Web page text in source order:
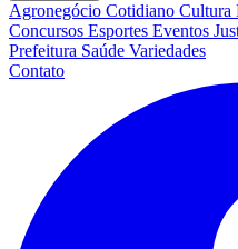
Agronegócio Cotidiano Cultura
Concursos Esportes Eventos
Prefeitura Saúde Variedades
Contato